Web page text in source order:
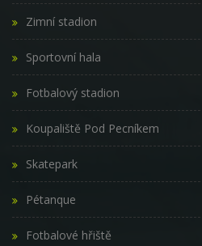
Zimní stadion
Sportovní hala
Fotbalový stadion
Koupaliště Pod Pecníkem
Skatepark
Pétanque
Fotbalové hřiště